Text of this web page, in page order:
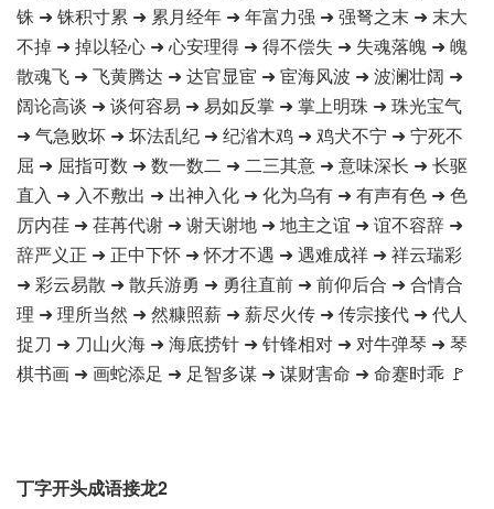
铢 ➜ 铢积寸累 ➜ 累月经年 ➜ 年富力强 ➜ 强弩之末 ➜ 末大
不掉 ➜ 掉以轻心 ➜ 心安理得 ➜ 得不偿失 ➜ 失魂落魄 ➜ 魄
散魂飞 ➜ 飞黄腾达 ➜ 达官显宦 ➜ 宦海风波 ➜ 波澜壮阔 ➜
阔论高谈 ➜ 谈何容易 ➜ 易如反掌 ➜ 掌上明珠 ➜ 珠光宝气
➜ 气急败坏 ➜ 坏法乱纪 ➜ 纪渻木鸡 ➜ 鸡犬不宁 ➜ 宁死不
屈 ➜ 屈指可数 ➜ 数一数二 ➜ 二三其意 ➜ 意味深长 ➜ 长驱
直入 ➜ 入不敷出 ➜ 出神入化 ➜ 化为乌有 ➜ 有声有色 ➜ 色
厉内荏 ➜ 荏苒代谢 ➜ 谢天谢地 ➜ 地主之谊 ➜ 谊不容辞 ➜
辞严义正 ➜ 正中下怀 ➜ 怀才不遇 ➜ 遇难成祥 ➜ 祥云瑞彩
➜ 彩云易散 ➜ 散兵游勇 ➜ 勇往直前 ➜ 前仰后合 ➜ 合情合
理 ➜ 理所当然 ➜ 然糠照薪 ➜ 薪尽火传 ➜ 传宗接代 ➜ 代人
捉刀 ➜ 刀山火海 ➜ 海底捞针 ➜ 针锋相对 ➜ 对牛弹琴 ➜ 琴
棋书画 ➜ 画蛇添足 ➜ 足智多谋 ➜ 谋财害命 ➜ 命蹇时乖 🚩
丁字开头成语接龙2